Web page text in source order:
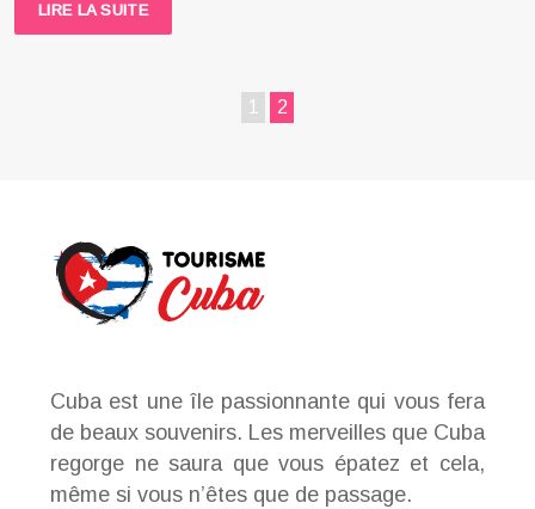
LIRE LA SUITE
1 2
Cuba est une île passionnante qui vous fera
de beaux souvenirs. Les merveilles que Cuba
regorge ne saura que vous épatez et cela,
même si vous n’êtes que de passage.